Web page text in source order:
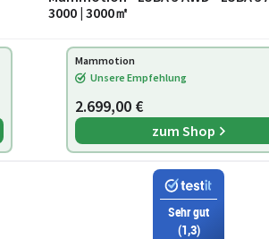
3000 | 3000㎡
Mammotion
Unsere Empfehlung
2.699,00 €
zum Shop
Sehr gut
(1,3)